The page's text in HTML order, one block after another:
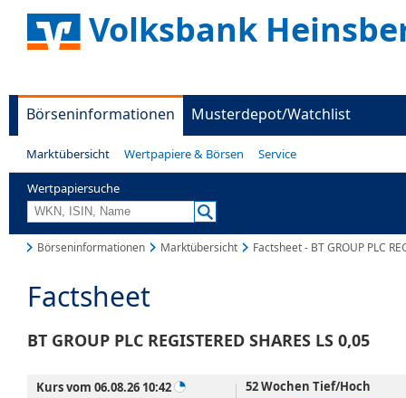
Volksbank
Börseninformationen Musterdepot/Watchlist
Marktübersicht Wertpapiere & Börsen Service
Wertpapiersuche
Börseninformationen Marktübersicht Factsheet - BT GROUP PLC
Factsheet
BT GROUP PLC REGISTERED SHARES LS 0,05
Kurs vom 06.08.26 10:42 52 Wochen Tief/Hoch